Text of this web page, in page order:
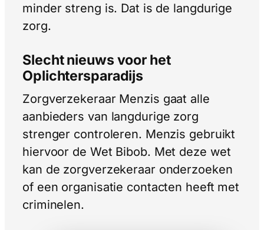
minder streng is. Dat is de langdurige
zorg.
Slecht nieuws voor het
Oplichtersparadijs
Zorgverzekeraar Menzis gaat alle
aanbieders van langdurige zorg
strenger controleren. Menzis gebruikt
hiervoor de Wet Bibob. Met deze wet
kan de zorgverzekeraar onderzoeken
of een organisatie contacten heeft met
criminelen.